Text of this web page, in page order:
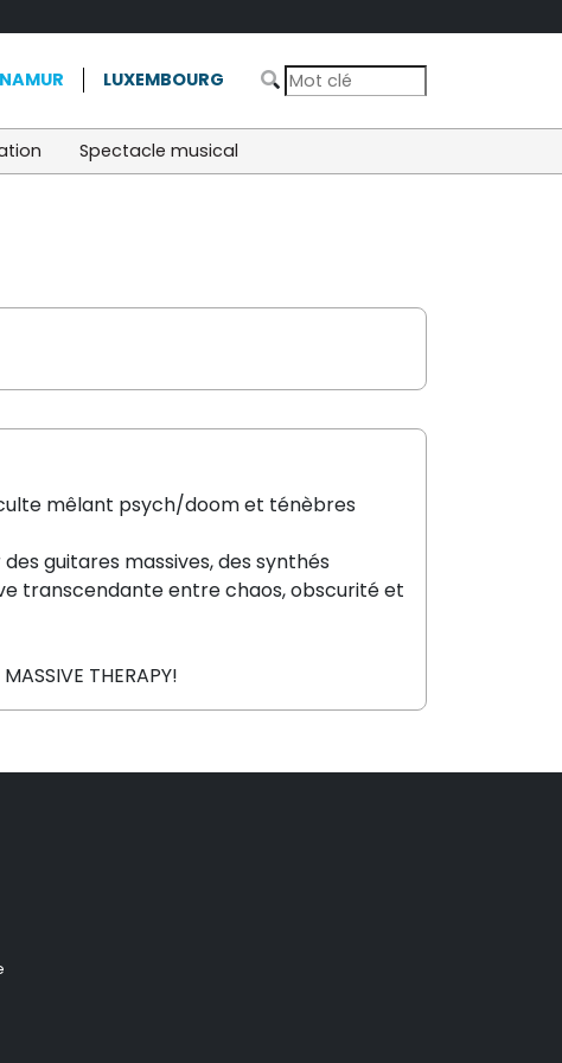
NAMUR LUXEMBOURG
Spectacle musical
mêlant psych/doom et ténèbres
guitares massives, des synthés
transcendante entre chaos, obscurité et
THERAPY!